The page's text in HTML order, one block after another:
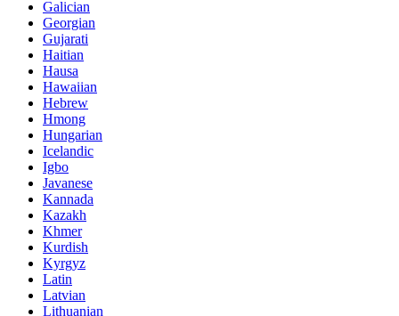
Galician
Georgian
Gujarati
Haitian
Hausa
Hawaiian
Hebrew
Hmong
Hungarian
Icelandic
Igbo
Javanese
Kannada
Kazakh
Khmer
Kurdish
Kyrgyz
Latin
Latvian
Lithuanian